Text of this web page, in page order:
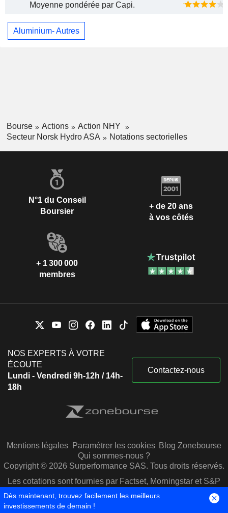
Moyenne pondérée par Capi.
Aluminium- Autres
Bourse Actions
Action NHY
Secteur Norsk Hydro ASA
Notations sectorielles
N°1 du Conseil
Boursier
+ de 20 ans
à vos côtés
+ 1 300 000
membres
NOS EXPERTS À VOTRE
ÉCOUTE
Lundi - Vendredi 9h-12h / 14h-
18h
Contactez-nous
Mentions légales Paramétrer les cookies Blog Zonebourse
Qui sommes-nous ?
Copyright © 2026 Surperformance SAS. Tous droits réservés.
Les cotations sont fournies par Factset, Morningstar et S&P
Capital IQ
Dès maintenant, trouvez facilement les meilleurs
investissements de demain !